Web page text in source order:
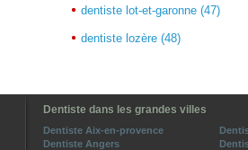
dentiste lot-et-garonne (47)
dentiste lozère (48)
Dentiste dans les grandes villes
Dentiste Aix-en-provence
Dentiste Angers